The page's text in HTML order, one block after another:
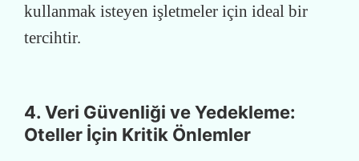
kullanmak isteyen işletmeler için ideal bir
tercihtir.
4. Veri Güvenliği ve Yedekleme:
Oteller İçin Kritik Önlemler